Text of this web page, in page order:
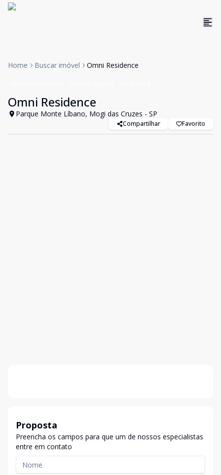
Home Buscar imóvel Omni Residence
Omni Residence
Parque Monte Líbano, Mogi das Cruzes - SP
Compartilhar Favorito
Proposta
Preencha os campos para que um de nossos especialistas
entre em contato